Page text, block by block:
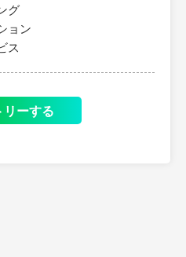
グ
ョン
ス
リーする